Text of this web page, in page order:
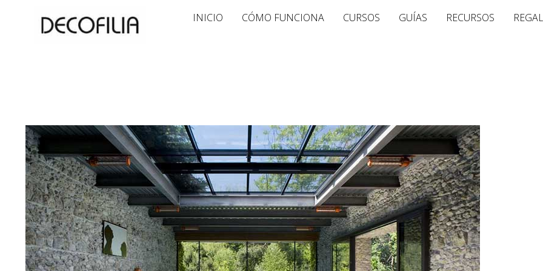
INICIO CÓMO FUNCIONA CURSOS GUÍAS RECURSOS